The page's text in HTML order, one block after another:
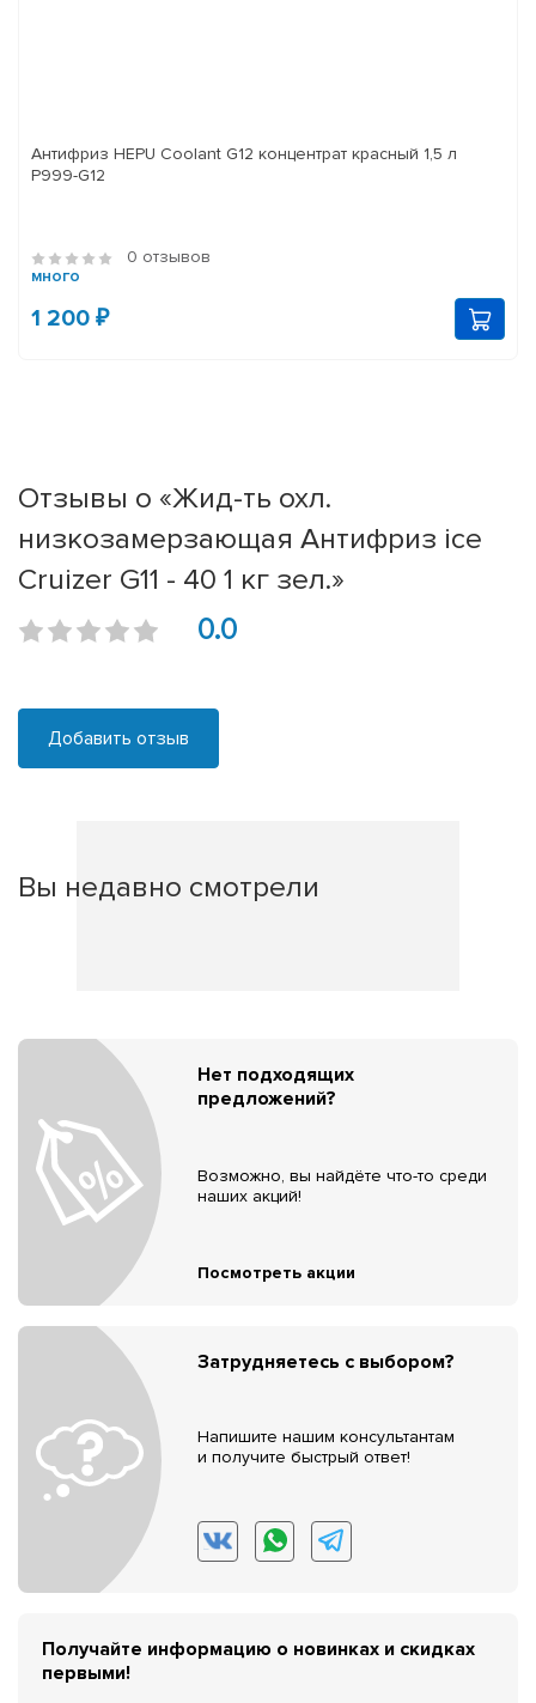
Антифриз HEPU Coolant G12 концентрат красный 1,5 л
P999-G12
0 отзывов
много
1 200 ₽
Отзывы о «Жид-ть охл.
низкозамерзающая Антифриз ice
Cruizer G11 - 40 1 кг зел.»
0.0
Добавить отзыв
Вы недавно смотрели
Нет подходящих
предложений?
Возможно, вы найдёте что-то среди
наших акций!
Посмотреть акции
Затрудняетесь с выбором?
Напишите нашим консультантам
и получите быстрый ответ!
Получайте информацию о новинках и скидках
первыми!